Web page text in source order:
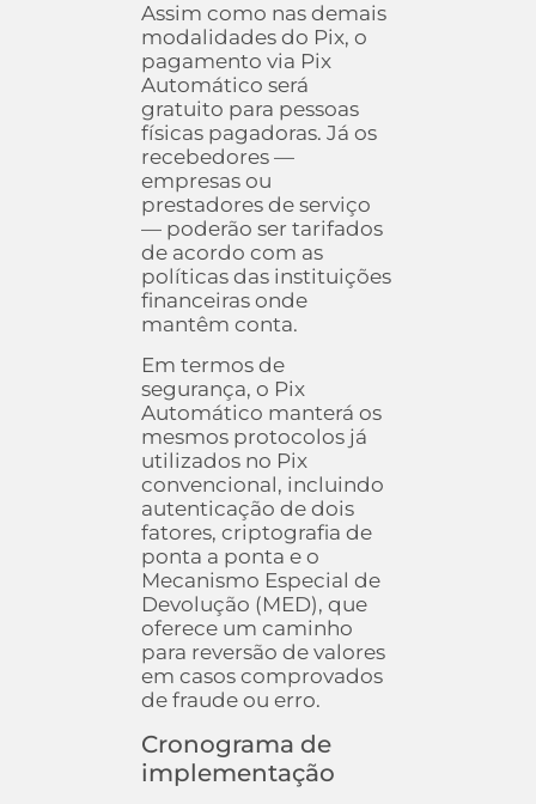
Assim como nas demais
modalidades do Pix, o
pagamento via Pix
Automático será
gratuito para pessoas
físicas pagadoras. Já os
recebedores —
empresas ou
prestadores de serviço
— poderão ser tarifados
de acordo com as
políticas das instituições
financeiras onde
mantêm conta.
Em termos de
segurança, o Pix
Automático manterá os
mesmos protocolos já
utilizados no Pix
convencional, incluindo
autenticação de dois
fatores, criptografia de
ponta a ponta e o
Mecanismo Especial de
Devolução (MED), que
oferece um caminho
para reversão de valores
em casos comprovados
de fraude ou erro.
Cronograma de
implementação